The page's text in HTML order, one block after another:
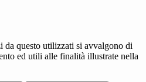
da questo utilizzati si avvalgono di
ed utili alle finalità illustrate nella